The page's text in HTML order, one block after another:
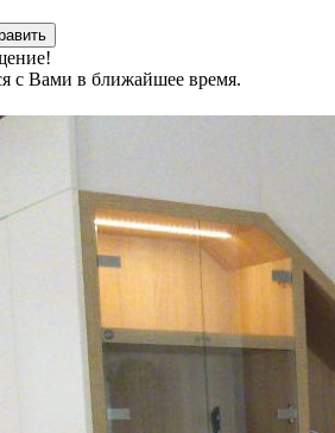
с Вами в ближайшее время.